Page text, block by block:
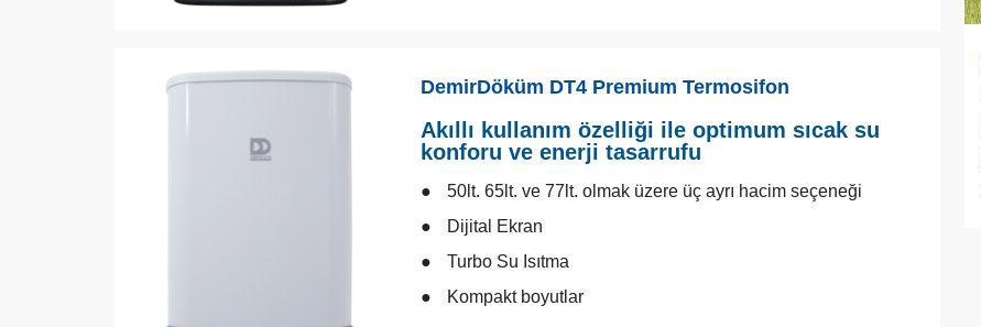
DemirDöküm DT4 Premium Termosifon
Akıllı kullanım özelliği ile optimum sıcak su
konforu ve enerji tasarrufu
50lt. 65lt. ve 77lt. olmak üzere üç ayrı hacim seçeneği
Dijital Ekran
Turbo Su Isıtma
Kompakt boyutlar